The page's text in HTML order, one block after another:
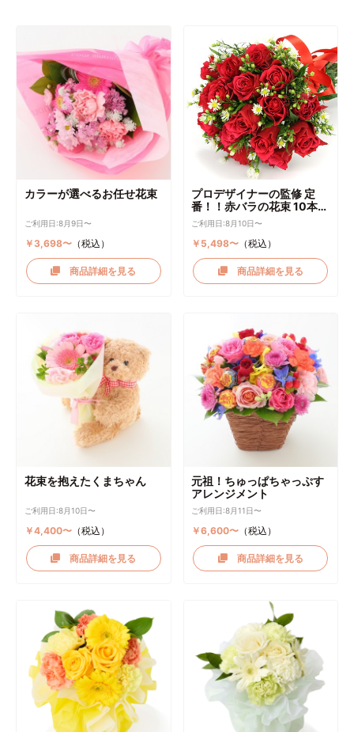
カラーが選べるお任せ花束
ご利用日:8月9日〜
￥3,698〜（税込）
商品詳細を見る
プロデザイナーの監修 定
番！！赤バラの花束 10本～
選択可能
ご利用日:8月10日〜
￥5,498〜 （税込）
商品詳細を見る
花束を抱えたくまちゃん
ご利用日:8月10日〜
￥4,400〜（税込）
商品詳細を見る
元祖！ちゅっぱちゃっぷす
アレンジメント
ご利用日:8月11日〜
￥6,600〜 （税込）
商品詳細を見る